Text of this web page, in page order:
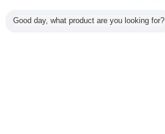
Good day, what product are you looking for?